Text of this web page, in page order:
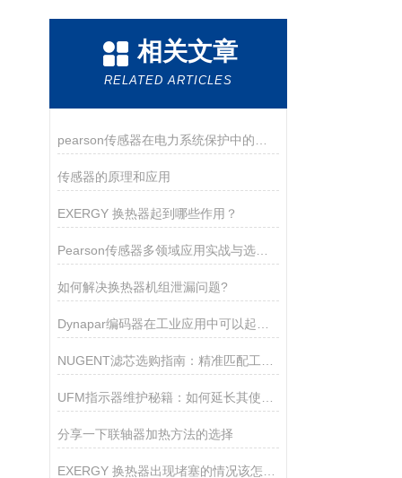
相关文章
RELATED ARTICLES
传感器的原理和应用
EXERGY 换热器起到哪些作用？
Pearson传感器多领域应用实战与选型指南
如何解决换热器机组泄漏问题?
分享一下联轴器加热方法的选择